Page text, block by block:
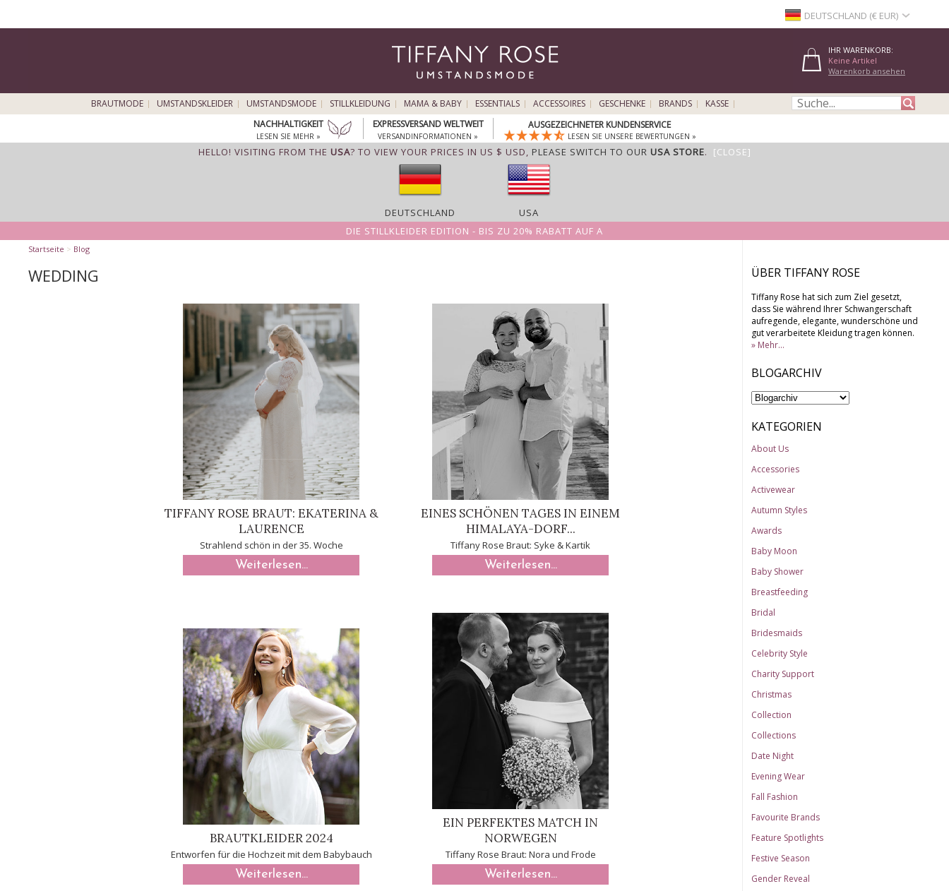
DEUTSCHLAND (€ EUR)
IHR WARENKORB:
Keine Artikel
Warenkorb ansehen
BRAUTMODE UMSTANDSKLEIDER UMSTANDSMODE STILLKLEIDUNG MAMA & BABY ESSENTIALS ACCESSOIRES GESCHENKE BRANDS
KASSE
NACHHALTIGKEIT
LESEN SIE MEHR »
EXPRESSVERSAND WELTWEIT
VERSANDINFORMATIONEN »
AUSGEZEICHNETER KUNDENSERVICE
LESEN SIE UNSERE BEWERTUNGEN »
HELLO! VISITING FROM THE USA? TO VIEW YOUR PRICES IN US $ USD, PLEASE SWITCH TO OUR USA STORE. [CLOSE]
DEUTSCHLAND
USA
DIE STILLKLEIDER EDITION - BIS ZU 20% RABATT AUF A
Startseite > Blog
WEDDING
TIFFANY ROSE BRAUT: EKATERINA &
LAURENCE
Strahlend schön in der 35. Woche
Weiterlesen...
EINES SCHÖNEN TAGES IN EINEM
HIMALAYA-DORF...
Tiffany Rose Braut: Syke & Kartik
Weiterlesen...
BRAUTKLEIDER 2024
Entworfen für die Hochzeit mit dem Babybauch
Weiterlesen...
EIN PERFEKTES MATCH IN
NORWEGEN
Tiffany Rose Braut: Nora und Frode
Weiterlesen...
ÜBER TIFFANY ROSE
Tiffany Rose hat sich zum Ziel gesetzt,
dass Sie während Ihrer Schwangerschaft
aufregende, elegante, wunderschöne und
gut verarbeitete Kleidung tragen können.
» Mehr...
BLOGARCHIV
KATEGORIEN
About Us
Accessories
Activewear
Autumn Styles
Awards
Baby Moon
Baby Shower
Breastfeeding
Bridal
Bridesmaids
Celebrity Style
Charity Support
Christmas
Collection
Collections
Date Night
Evening Wear
Fall Fashion
Favourite Brands
Feature Spotlights
Festive Season
Gender Reveal